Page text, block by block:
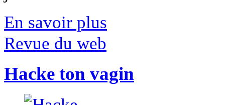
En savoir plus
Revue du web
Hacke ton vagin